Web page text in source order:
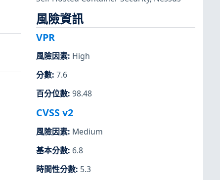
風險資訊
VPR
風險因素: High
分數: 7.6
百分位數: 98.48
CVSS v2
風險因素: Medium
基本分數: 6.8
時間性分數: 5.3